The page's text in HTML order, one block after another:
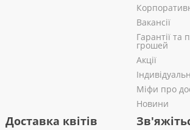
Вакансії
Гарантії та
грошей
Акції
Міфи про
Новини
Доставка квітів